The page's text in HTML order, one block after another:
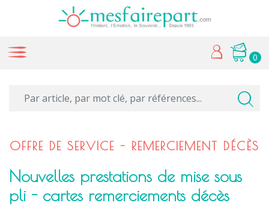
0
OFFRE DE SERVICE - REMERCIEMENT DÉCÈS
Nouvelles prestations de mise sous
pli - cartes remerciements décès